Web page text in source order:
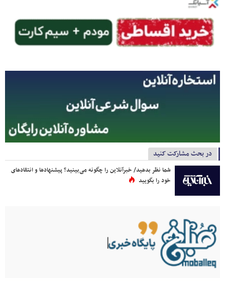
در بحث مشارکت کنید
شما نظر بدهید/ خبرآنلاین را چگونه می‌بینید؟ پیشنهادها و انتقادهای
خود را بگویید